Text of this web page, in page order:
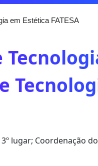
em Estética FATESA
lugar; Coordenação